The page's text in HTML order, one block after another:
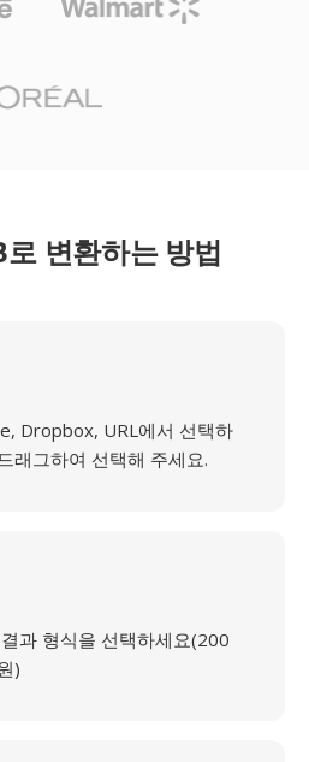
로 변환하는 방법
Dropbox, URL에서 선택하
래그하여 선택해 주세요.
과 형식을 선택하세요(200
)